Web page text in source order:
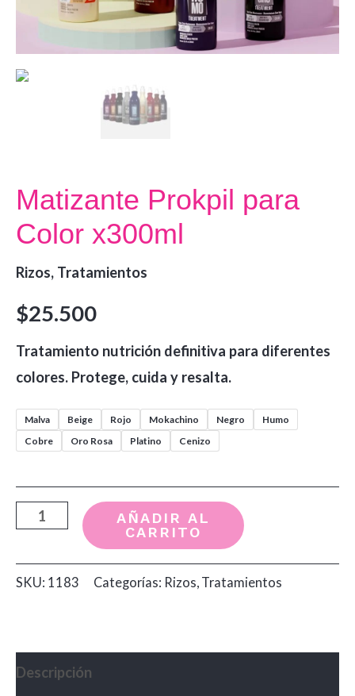
Matizante Prokpil para
Color x300ml
Rizos, Tratamientos
$25.500
Tratamiento nutrición definitiva para diferentes
colores. Protege, cuida y resalta.
Malva Beige Rojo Mokachino Negro
Humo
Cobre
Oro Rosa Platino Cenizo
Matizante
para
Color
AÑADIR AL
CARRITO
SKU: 1183 Categorías: Rizos, Tratamientos
Descripción